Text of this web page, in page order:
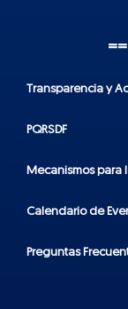
Transparencia y
PQRSDF
Mecanismos para
Calendario de
Preguntas